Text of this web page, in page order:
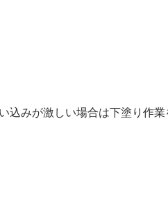
みが激しい場合は下塗り作業